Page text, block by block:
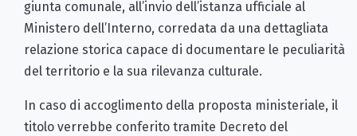
giunta comunale, all’invio dell’istanza ufficiale al
Ministero dell’Interno, corredata da una dettagliata
relazione storica capace di documentare le peculiarità
del territorio e la sua rilevanza culturale.
In caso di accoglimento della proposta ministeriale, il
titolo verrebbe conferito tramite Decreto del